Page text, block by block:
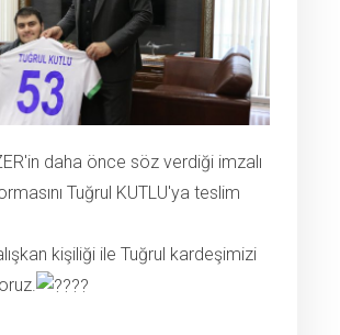
daha önce söz verdiği imzalı
Tuğrul KUTLU'ya teslim
kişiliği ile Tuğrul kardeşimizi